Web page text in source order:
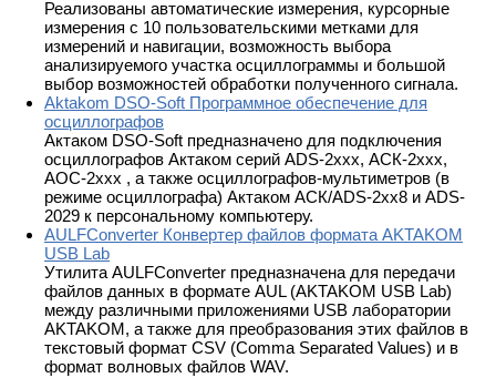
Реализованы автоматические измерения, курсорные
измерения с 10 пользовательскими метками для
измерений и навигации, возможность выбора
анализируемого участка осциллограммы и большой
выбор возможностей обработки полученного сигнала.
Aktakom DSO-Soft Программное обеспечение для
осциллографов
Актаком DSO-Soft предназначено для подключения
осциллографов Актаком серий ADS-2xxx, АСК-2xxx,
АОС-2ххх , а также осциллографов-мультиметров (в
режиме осциллографа) Актаком АСК/ADS-2xx8 и ADS-
2029 к персональному компьютеру.
AULFConverter Конвертер файлов формата AKTAKOM
USB Lab
Утилита AULFConverter предназначена для передачи
файлов данных в формате AUL (AKTAKOM USB Lab)
между различными приложениями USB лаборатории
AKTAKOM, а также для преобразования этих файлов в
текстовый формат CSV (Comma Separated Values) и в
формат волновых файлов WAV.